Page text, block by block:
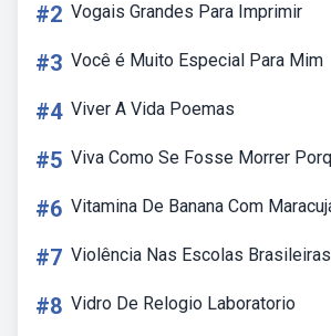
#2 Vogais Grandes Para Imprimir
#3 Você é Muito Especial Para Mim
#4 Viver A Vida Poemas
#5 Viva Como Se Fosse Morrer
#6 Vitamina De Banana Com
#7 Violência Nas Escolas
#8 Vidro De Relogio Laboratorio